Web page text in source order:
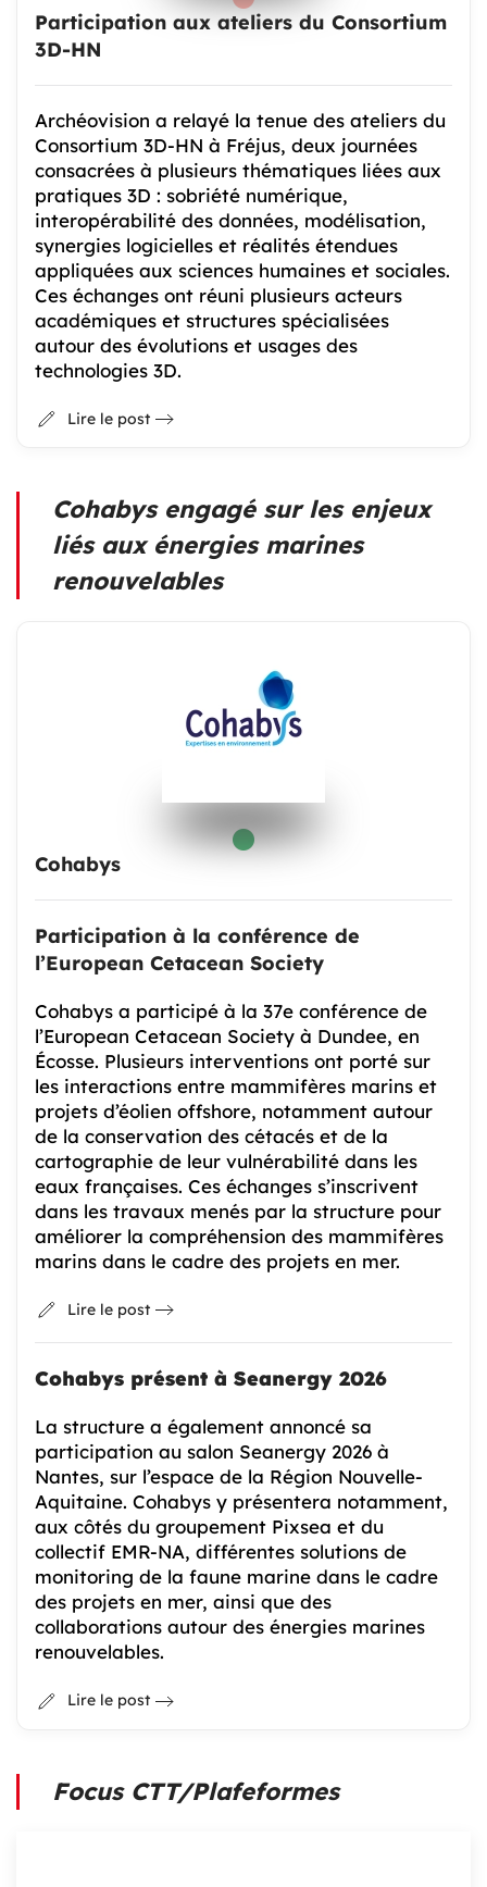
Participation aux ateliers du Consortium
3D-HN
Archéovision a relayé la tenue des ateliers du
Consortium 3D-HN à Fréjus, deux journées
consacrées à plusieurs thématiques liées aux
pratiques 3D : sobriété numérique,
interopérabilité des données, modélisation,
synergies logicielles et réalités étendues
appliquées aux sciences humaines et sociales.
Ces échanges ont réuni plusieurs acteurs
académiques et structures spécialisées
autour des évolutions et usages des
technologies 3D.
Lire le post
Cohabys engagé sur les enjeux
liés aux énergies marines
renouvelables
Cohabys
Participation à la conférence de
l’European Cetacean Society
Cohabys a participé à la 37e conférence de
l’European Cetacean Society à Dundee, en
Écosse. Plusieurs interventions ont porté sur
les interactions entre mammifères marins et
projets d’éolien offshore, notamment autour
de la conservation des cétacés et de la
cartographie de leur vulnérabilité dans les
eaux françaises. Ces échanges s’inscrivent
dans les travaux menés par la structure pour
améliorer la compréhension des mammifères
marins dans le cadre des projets en mer.
Lire le post
Cohabys présent à Seanergy 2026
La structure a également annoncé sa
participation au salon Seanergy 2026 à
Nantes, sur l’espace de la Région Nouvelle-
Aquitaine. Cohabys y présentera notamment,
aux côtés du groupement Pixsea et du
collectif EMR-NA, différentes solutions de
monitoring de la faune marine dans le cadre
des projets en mer, ainsi que des
collaborations autour des énergies marines
renouvelables.
Lire le post
Focus CTT/Plafeformes